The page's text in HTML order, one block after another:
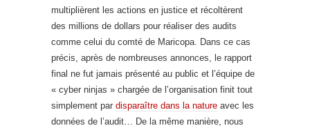
multiplièrent les actions en justice et récoltèrent
des millions de dollars pour réaliser des audits
comme celui du comté de Maricopa. Dans ce cas
précis, après de nombreuses annonces, le rapport
final ne fut jamais présenté au public et l’équipe de
« cyber ninjas » chargée de l’organisation finit tout
simplement par disparaître dans la nature avec les
données de l’audit… De la même manière, nous